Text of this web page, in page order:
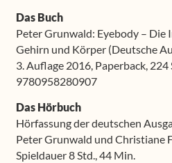
Das Buch
Peter Grunwald: Eyebody – Die
Gehirn und Körper (Deutsche
3. Auflage 2016, Paperback, 224
9780958280907
Das Hörbuch
Hörfassung der deutschen
Peter Grunwald und Christiane
Spieldauer 8 Std., 44 Min.